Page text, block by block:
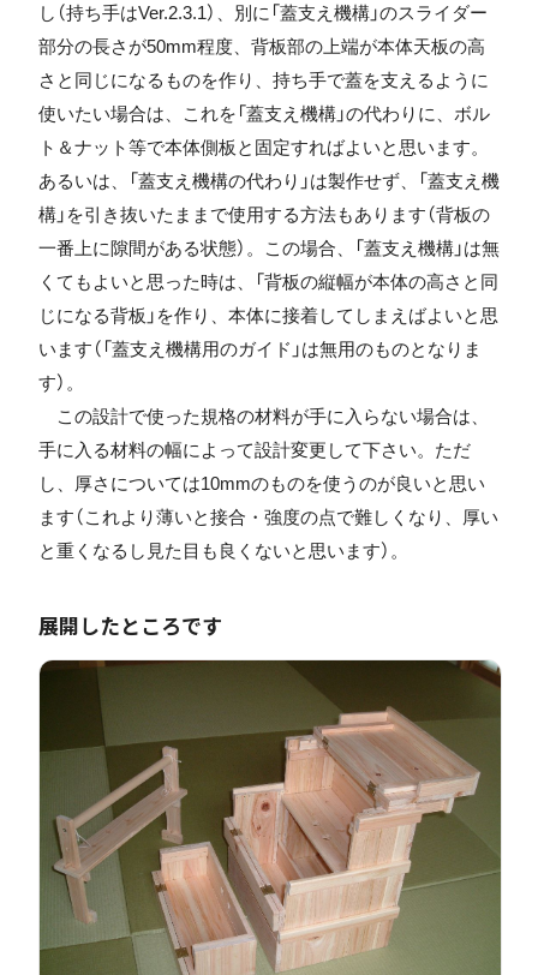
し（持ち手はVer.2.3.1）、別に「蓋支え機構」のスライダー
部分の長さが50mm程度、背板部の上端が本体天板の高
さと同じになるものを作り、持ち手で蓋を支えるように
使いたい場合は、これを「蓋支え機構」の代わりに、ボル
ト＆ナット等で本体側板と固定すればよいと思います。
あるいは、「蓋支え機構の代わり」は製作せず、「蓋支え機
構」を引き抜いたままで使用する方法もあります（背板の
一番上に隙間がある状態）。この場合、「蓋支え機構」は無
くてもよいと思った時は、「背板の縦幅が本体の高さと同
じになる背板」を作り、本体に接着してしまえばよいと思
います（「蓋支え機構用のガイド」は無用のものとなりま
す）。
この設計で使った規格の材料が手に入らない場合は、
手に入る材料の幅によって設計変更して下さい。ただ
し、厚さについては10mmのものを使うのが良いと思い
ます（これより薄いと接合・強度の点で難しくなり、厚い
と重くなるし見た目も良くないと思います）。
展開したところです